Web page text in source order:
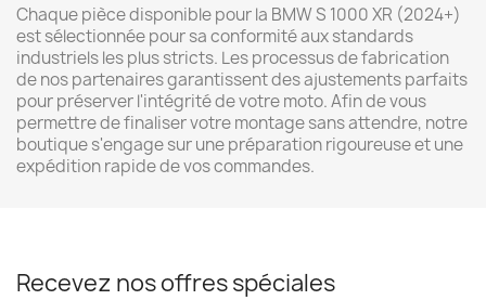
Chaque pièce disponible pour la BMW S 1000 XR (2024+)
est sélectionnée pour sa conformité aux standards
industriels les plus stricts. Les processus de fabrication
de nos partenaires garantissent des ajustements parfaits
pour préserver l'intégrité de votre moto. Afin de vous
permettre de finaliser votre montage sans attendre, notre
boutique s'engage sur une préparation rigoureuse et une
expédition rapide de vos commandes.
Recevez nos offres spéciales